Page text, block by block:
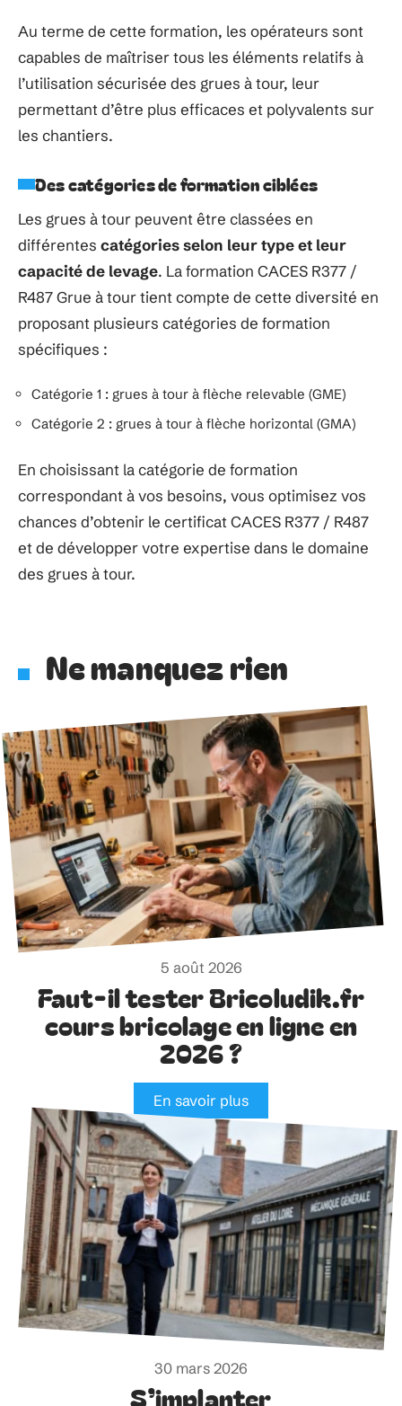
Au terme de cette formation, les opérateurs sont
capables de maîtriser tous les éléments relatifs à
l’utilisation sécurisée des grues à tour, leur
permettant d’être plus efficaces et polyvalents sur
les chantiers.
Des catégories de formation ciblées
Les grues à tour peuvent être classées en
différentes catégories selon leur type et leur
capacité de levage. La formation CACES R377 /
R487 Grue à tour tient compte de cette diversité en
proposant plusieurs catégories de formation
spécifiques :
Catégorie 1 : grues à tour à flèche relevable (GME)
Catégorie 2 : grues à tour à flèche horizontal (GMA)
En choisissant la catégorie de formation
correspondant à vos besoins, vous optimisez vos
chances d’obtenir le certificat CACES R377 / R487
et de développer votre expertise dans le domaine
des grues à tour.
Ne manquez rien
5 août 2026
Faut-il tester Bricoludik.fr
cours bricolage en ligne en
2026 ?
En savoir plus
30 mars 2026
S’implanter